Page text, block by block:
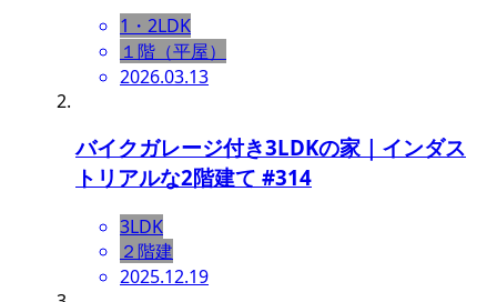
1・2LDK
１階（平屋）
2026.03.13
バイクガレージ付き3LDKの家｜インダス
トリアルな2階建て #314
3LDK
２階建
2025.12.19